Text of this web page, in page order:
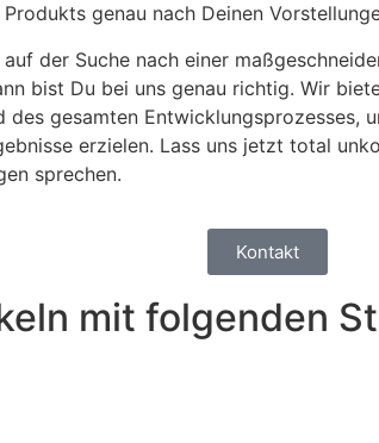
genau nach Deinen
der Suche nach einer
bist Du bei uns genau richtig. Wir
des gesamten Entwicklungsprozesses,
erzielen. Lass uns jetzt total
sprechen.
Kontakt
mit folgenden